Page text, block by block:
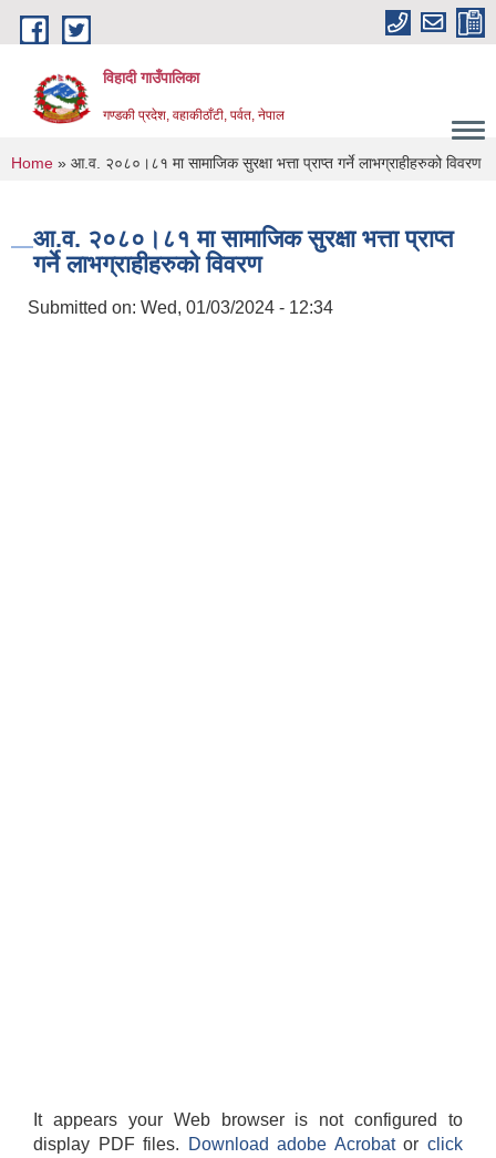
Skip to main content
विहादी गाउँपालिका
गण्डकी प्रदेश, वहाकीठाँटी, पर्वत, नेपाल
You are here
Home » आ.व. २०८०।८१ मा सामाजिक सुरक्षा भत्ता प्राप्त गर्ने लाभग्राहीहरुको विवरण
आ.व. २०८०।८१ मा सामाजिक सुरक्षा भत्ता प्राप्त
गर्ने लाभग्राहीहरुको विवरण
Submitted on: Wed, 01/03/2024 - 12:34
It appears your Web browser is not configured to
display PDF files.
Download adobe Acrobatorclick